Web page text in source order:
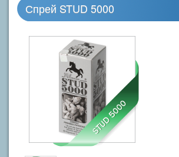
Спрей STUD 5000